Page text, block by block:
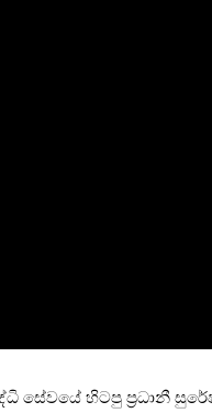
සේවයේ හිටපු ප්‍රධානී